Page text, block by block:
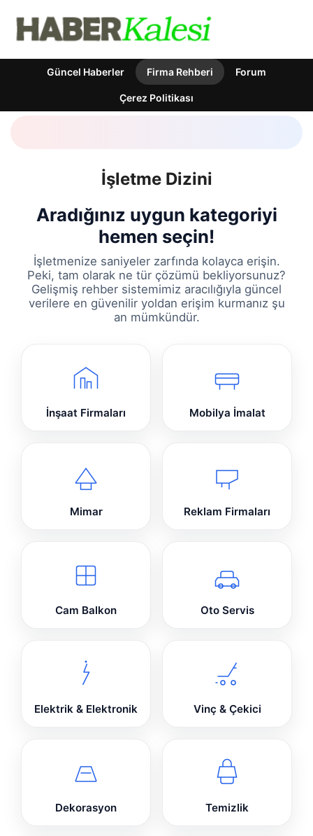
Güncel Haberler Firma Rehberi Forum
Çerez Politikası
İşletme Dizini
Aradığınız uygun kategoriyi
hemen seçin!
İşletmenize saniyeler zarfında kolayca erişin.
Peki, tam olarak ne tür çözümü bekliyorsunuz?
Gelişmiş rehber sistemimiz aracılığıyla güncel
verilere en güvenilir yoldan erişim kurmanız şu
an mümkündür.
İnşaat Firmaları Mobilya İmalat
Mimar Reklam Firmaları
Cam Balkon Oto Servis
Elektrik & Elektronik Vinç & Çekici
Dekorasyon Temizlik